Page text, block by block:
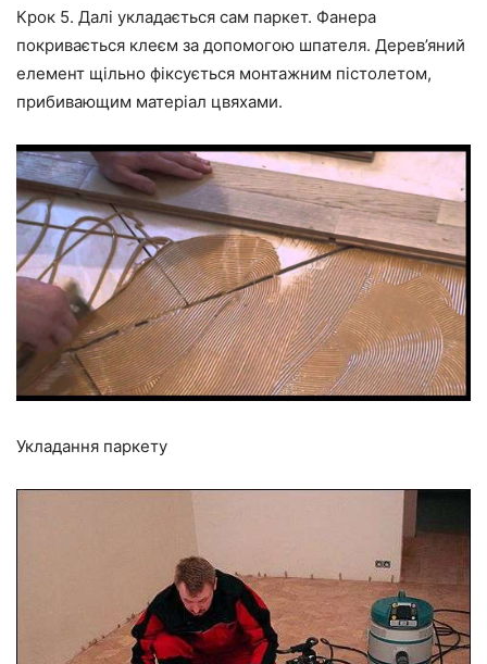
Крок 5. Далі укладається сам паркет. Фанера
покривається клеєм за допомогою шпателя. Дерев’яний
елемент щільно фіксується монтажним пістолетом,
прибивающим матеріал цвяхами.
Укладання паркету